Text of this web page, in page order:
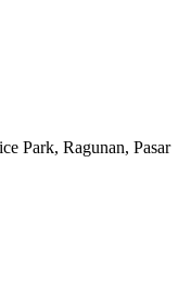
Park, Ragunan, Pasar